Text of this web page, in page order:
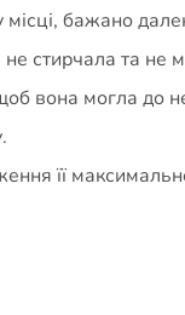
місці, бажано
стирчала та не
вона могла до
її